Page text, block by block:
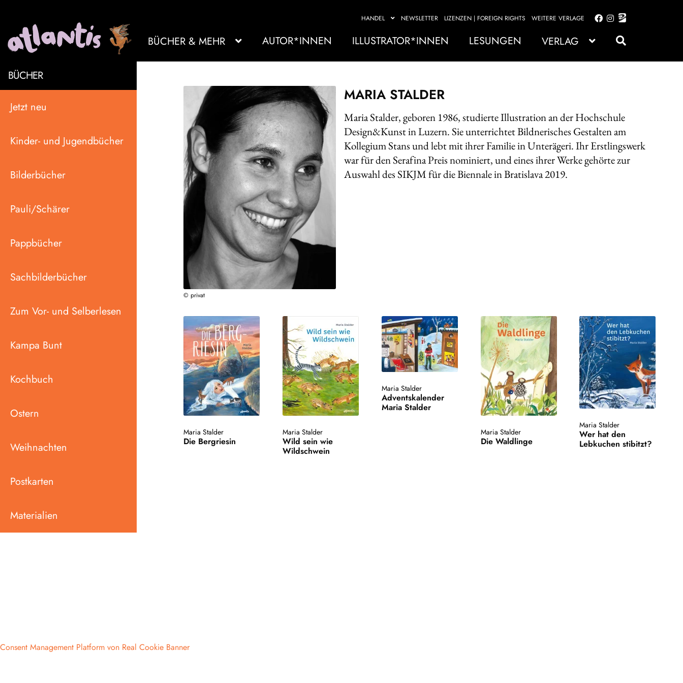
HANDEL NEWSLETTER LIZENZEN | FOREIGN RIGHTS WEITERE VERLAGE
Zur
springen
Zum
springen
BÜCHER & MEHR AUTOR*INNEN ILLUSTRATOR*INNEN LESUNGEN VERLAG
BÜCHER
Jetzt neu
Kinder- und Jugendbücher
Bilderbücher
Pauli/Schärer
Pappbücher
Sachbilderbücher
Zum Vor- und Selberlesen
Kampa Bunt
Kochbuch
Ostern
Weihnachten
Postkarten
Materialien
© privat
MARIA STALDER
Maria Stalder, geboren 1986, studierte Illustration an der Hochschule
Design&Kunst in Luzern. Sie unterrichtet Bildnerisches Gestalten am
Kollegium Stans und lebt mit ihrer Familie in Unterägeri. Ihr Erstlingswerk
war für den Serafina Preis nominiert, und eines ihrer Werke gehörte zur
Auswahl des SIKJM für die Biennale in Bratislava 2019.
Maria Stalder
Die Bergriesin
Maria Stalder
Wild sein wie
Wildschwein
Maria Stalder
Adventskalender
Maria Stalder
Maria Stalder
Die Waldlinge
Maria Stalder
Wer hat den
Lebkuchen stibitzt?
Consent Management Platform von Real Cookie Banner